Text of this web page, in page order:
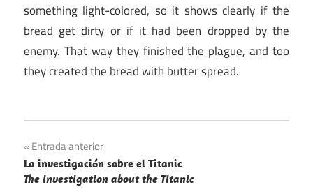
something light-colored, so it shows clearly if the
bread get dirty or if it had been dropped by the
enemy. That way they finished the plague, and too
they created the bread with butter spread.
Navegación
de
Entrada anterior
La investigación sobre el Titanic
The investigation about the Titanic